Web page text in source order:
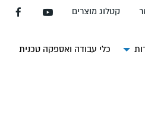
קטלוג מוצרים
כלי עבודה ואספקה טכנית